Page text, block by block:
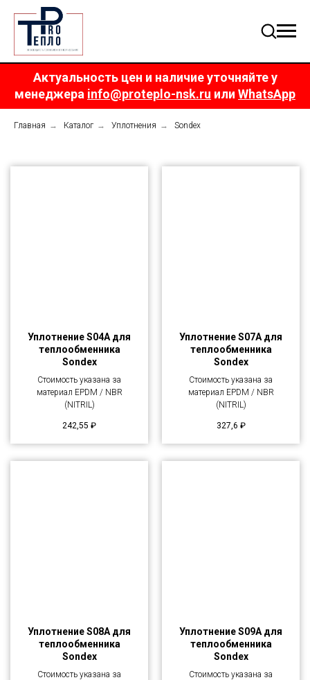
Актуальность цен и наличие уточняйте у
менеджера info@proteplo-nsk.ru или WhatsApp
Главная → Каталог → Уплотнения → Sondex
Уплотнение S04A для
теплообменника
Sondex
Стоимость указана за
материал EPDM / NBR
(NITRIL)
242,55 ₽
Уплотнение S07A для
теплообменника
Sondex
Стоимость указана за
материал EPDM / NBR
(NITRIL)
327,6 ₽
Уплотнение S08A для
теплообменника
Sondex
Стоимость указана за
Уплотнение S09A для
теплообменника
Sondex
Стоимость указана за